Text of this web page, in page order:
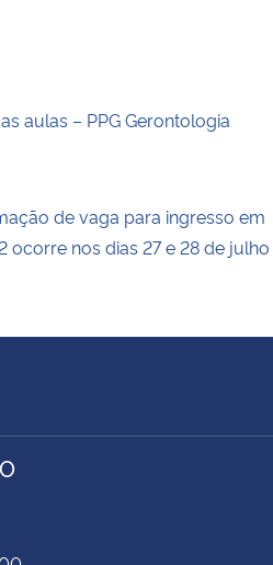
aulas – PPG Gerontologia
de vaga para ingresso em
ocorre nos dias 27 e 28 de julho